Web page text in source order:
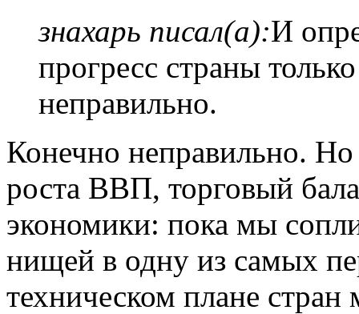
знахарь писал(а):И
прогресс страны
неправильно.
Конечно неправильно. Но
роста ВВП, торговый
экономики: пока мы
нищей в одну из самых
техническом плане стран